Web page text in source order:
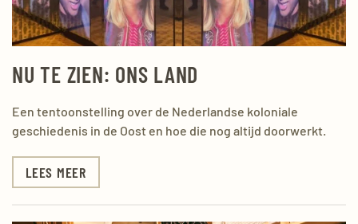
NU TE ZIEN: ONS LAND
Een tentoonstelling over de Nederlandse koloniale
geschiedenis in de Oost en hoe die nog altijd doorwerkt.
LEES MEER